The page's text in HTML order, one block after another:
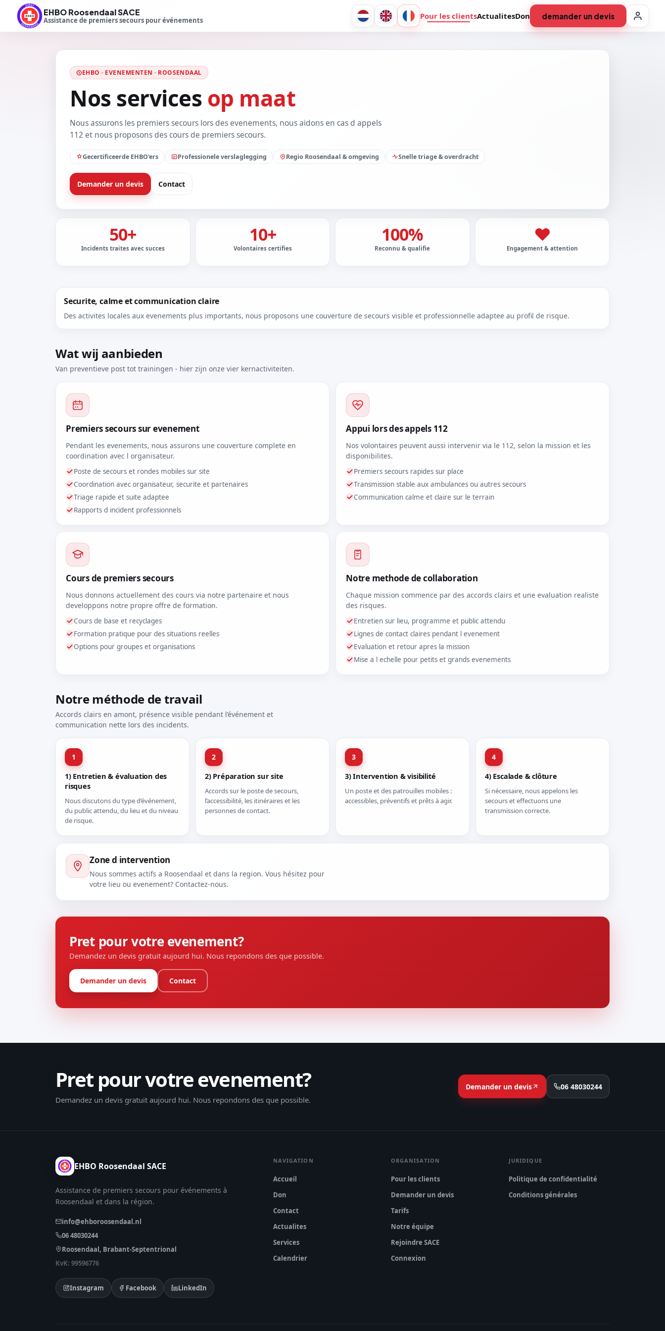
EHBO Roosendaal SACE
Assistance de premiers secours pour événements Pour les clientsActualitesDon demander un devis
EHBO · EVENEMENTEN · ROOSENDAAL
Nos services op maat
Nous assurons les premiers secours lors des evenements, nous aidons en cas d appels
112 et nous proposons des cours de premiers secours.
Gecertificeerde EHBO'ers Professionele verslaglegging Regio Roosendaal & omgeving Snelle triage & overdracht
Demander un devis Contact
50+
Incidents traites avec succes
10+
Volontaires certifies
100%
Reconnu & qualifie
❤
Engagement & attention
Securite, calme et communication claire
Des activites locales aux evenements plus importants, nous proposons une couverture de secours visible et professionnelle adaptee au profil de risque.
Wat wij aanbieden
Van preventieve post tot trainingen - hier zijn onze vier kernactiviteiten.
Premiers secours sur evenement
Pendant les evenements, nous assurons une couverture complete en
coordination avec l organisateur.
Poste de secours et rondes mobiles sur site
Coordination avec organisateur, securite et partenaires
Triage rapide et suite adaptee
Rapports d incident professionnels
Appui lors des appels 112
Nos volontaires peuvent aussi intervenir via le 112, selon la mission et les
disponibilites.
Premiers secours rapides sur place
Transmission stable aux ambulances ou autres secours
Communication calme et claire sur le terrain
Cours de premiers secours
Nous donnons actuellement des cours via notre partenaire et nous
developpons notre propre offre de formation.
Cours de base et recyclages
Formation pratique pour des situations reelles
Options pour groupes et organisations
Notre methode de collaboration
Chaque mission commence par des accords clairs et une evaluation realiste
des risques.
Entretien sur lieu, programme et public attendu
Lignes de contact claires pendant l evenement
Evaluation et retour apres la mission
Mise a l echelle pour petits et grands evenements
Notre méthode de travail
Accords clairs en amont, présence visible pendant l’événement et
communication nette lors des incidents.
1
1) Entretien & évaluation des
risques
Nous discutons du type d’événement,
du public attendu, du lieu et du niveau
de risque.
2
2) Préparation sur site
Accords sur le poste de secours,
l’accessibilité, les itinéraires et les
personnes de contact.
3
3) Intervention & visibilité
Un poste et des patrouilles mobiles :
accessibles, préventifs et prêts à agir.
4
4) Escalade & clôture
Si nécessaire, nous appelons les
secours et effectuons une
transmission correcte.
Zone d intervention
Nous sommes actifs a Roosendaal et dans la region. Vous hésitez pour
votre lieu ou evenement? Contactez-nous.
Pret pour votre evenement?
Demandez un devis gratuit aujourd hui. Nous repondons des que possible.
Demander un devis Contact
Pret pour votre evenement?
Demandez un devis gratuit aujourd hui. Nous repondons des que possible.
Demander un devis 06 48030244
EHBO Roosendaal SACE
Assistance de premiers secours pour événements à
Roosendaal et dans la région.
info@ehboroosendaal.nl
06 48030244
Roosendaal, Brabant-Septentrional
KvK: 99596776
Instagram Facebook LinkedIn
NAVIGATION
Accueil
Don
Contact
Actualites
Services
Calendrier
ORGANISATION
Pour les clients
Demander un devis
Tarifs
Notre équipe
Rejoindre SACE
Connexion
JURIDIQUE
Politique de confidentialité
Conditions générales